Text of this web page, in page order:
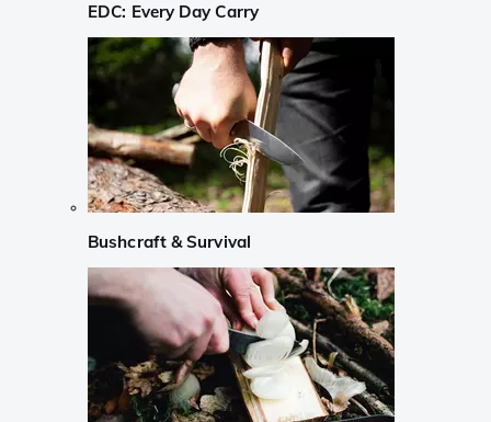
EDC: Every Day Carry
Bushcraft & Survival